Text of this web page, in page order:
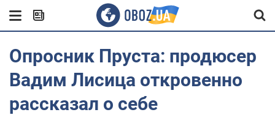
Опросник Пруста: продюсер
Вадим Лисица откровенно
рассказал о себе